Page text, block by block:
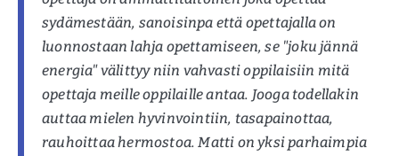
sydämestään, sanoisinpa että opettajalla on
luonnostaan lahja opettamiseen, se "joku jännä
energia" välittyy niin vahvasti oppilaisiin mitä
opettaja meille oppilaille antaa. Jooga todellakin
auttaa mielen hyvinvointiin, tasapainottaa,
rauhoittaa hermostoa. Matti on yksi parhaimpia